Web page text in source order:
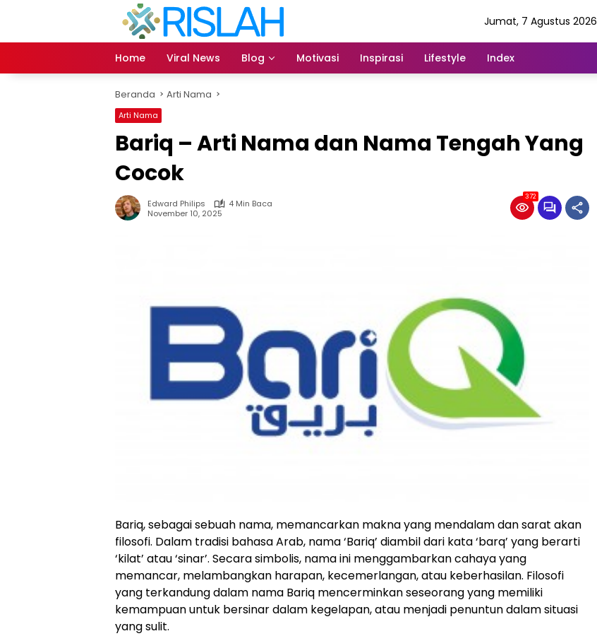
Jumat, 7 Agustus 2026
Home Viral News Blog Motivasi Inspirasi Lifestyle Index
Beranda Arti Nama
Arti Nama
Bariq – Arti Nama dan Nama Tengah Yang
Cocok
Edward Philips
4 Min Baca
November 10, 2025
372
Bariq, sebagai sebuah nama, memancarkan makna yang mendalam dan sarat akan
filosofi. Dalam tradisi bahasa Arab, nama ‘Bariq’ diambil dari kata ‘barq’ yang berarti
‘kilat’ atau ‘sinar’. Secara simbolis, nama ini menggambarkan cahaya yang
memancar, melambangkan harapan, kecemerlangan, atau keberhasilan. Filosofi
yang terkandung dalam nama Bariq mencerminkan seseorang yang memiliki
kemampuan untuk bersinar dalam kegelapan, atau menjadi penuntun dalam situasi
yang sulit.